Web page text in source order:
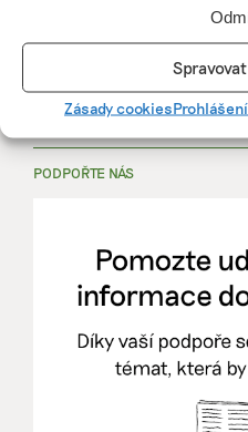
Zásady cookies
právnička/právník
Více naEkoJobs>
PODPOŘTE NÁS